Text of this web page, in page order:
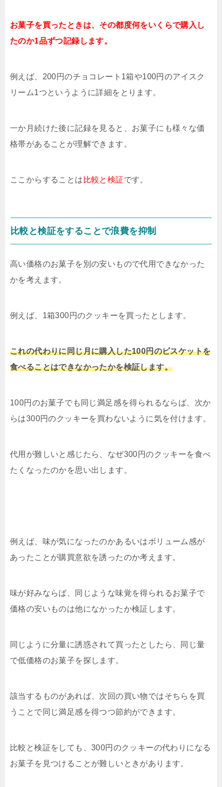
お菓子を買ったときは、その都度何をいくらで購入し
たのか1品ずつ記録します。
例えば、200円のチョコレート1箱や100円のアイスク
リーム1つというように詳細をとります。
一か月続けた後に記録を見ると、お菓子にも様々な価
格帯があることが理解できます。
ここからすることは 比較と検証です。
比較と検証をすることで浪費を抑制
高い価格のお菓子を別の安いもので代用できなかった
かを考えます。
例えば、1箱300円のクッキーを買ったとします。
これの代わりに同じ月に購入した100円のビスケットを
食べることはできなかったかを検証します。
100円のお菓子でも同じ満足感を得られるならば、次か
らは300円のクッキーを買わないように気を付けます。
代用が難しいと感じたら、なぜ300円のクッキーを食べ
たくなったのかを思い出します。
例えば、味が気になったのかあるいはボリューム感が
あったことが購買意欲を誘ったのか考えます。
味が好みならば、同じような味覚を得られるお菓子で
価格の安いものは他になかったか検証します。
同じように分量に誘惑されて買ったとしたら、同じ量
で低価格のお菓子を探します。
該当するものがあれば、次回の買い物ではそちらを買
うことで同じ満足感を得つつ節約ができます。
比較と検証をしても、300円のクッキーの代わりになる
お菓子を見つけることが難しいときがあります。